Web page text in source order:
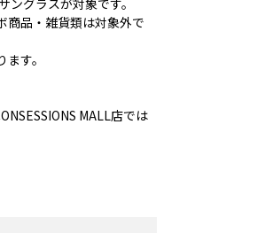
グラスが対象です。
品・雑貨類は対象外で
す。
MALL店では